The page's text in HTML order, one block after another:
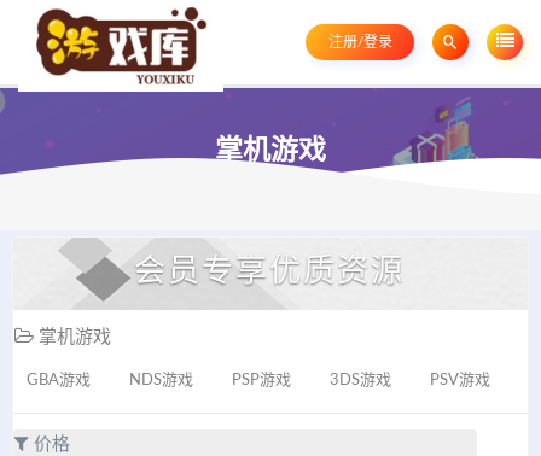
注册/登录
掌机游戏
会员专享优质资源
掌机游戏
GBA游戏 NDS游戏 PSP游戏 3DS游戏 PSV游戏
价格